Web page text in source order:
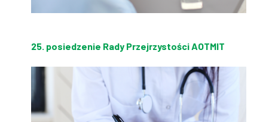
25. posiedzenie Rady Przejrzystości AOTMIT